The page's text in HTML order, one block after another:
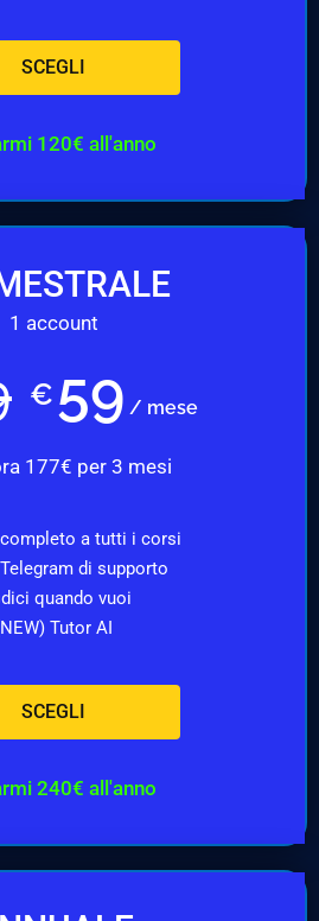
SCEGLI
120€ all'anno
1 account
€ 59 / mese
177€ per 3 mesi
a tutti i corsi
di supporto
quando vuoi
Tutor AI
SCEGLI
240€ all'anno